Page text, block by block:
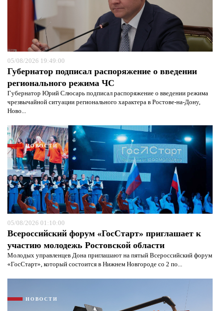
05/08/2026 19:49:00
Губернатор подписал распоряжение о введении
регионального режима ЧС
Губернатор Юрий Слюсарь подписал распоряжение о введении режима
чрезвычайной ситуации регионального характера в Ростове-на-Дону,
Ново...
НОВОСТИ
05/08/2026 01:10:00
Всероссийский форум «ГосСтарт» приглашает к
участию молодежь Ростовской области
Молодых управленцев Дона приглашают на пятый Всероссийский форум
«ГосСтарт», который состоится в Нижнем Новгороде со 2 по...
НОВОСТИ
Я согласен сполитикой конфиденциальности и
защиты информации*
Я согласен сполитикой конфиденциальности и
защиты информации*